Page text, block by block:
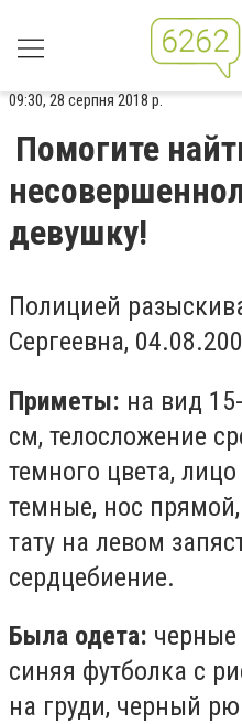
09:30, 28 серпня 2018 р.
Помогите
девушку!
Полицией
Сергеевна,
Приметы: на вид
см, телосложение
темного цвета,
темные, нос
тату на левом
сердцебиение.
Была одета:
синяя футболка с
на груди, черный